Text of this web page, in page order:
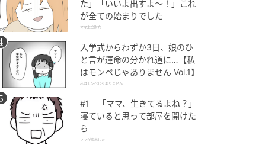
た」「いいよ出すよ〜！」これ
が全ての始まりでした
ママ友の財布
入学式からわずか3日、娘のひ
と言が運命の分かれ道に…【私
はモンペじゃありません Vol.1】
私はモンペじゃありません
#1 「ママ、生きてるよね？」
寝ていると思って部屋を開けた
ら
ママが家出した